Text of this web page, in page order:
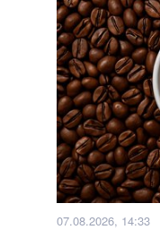
07.08.2026, 14:33